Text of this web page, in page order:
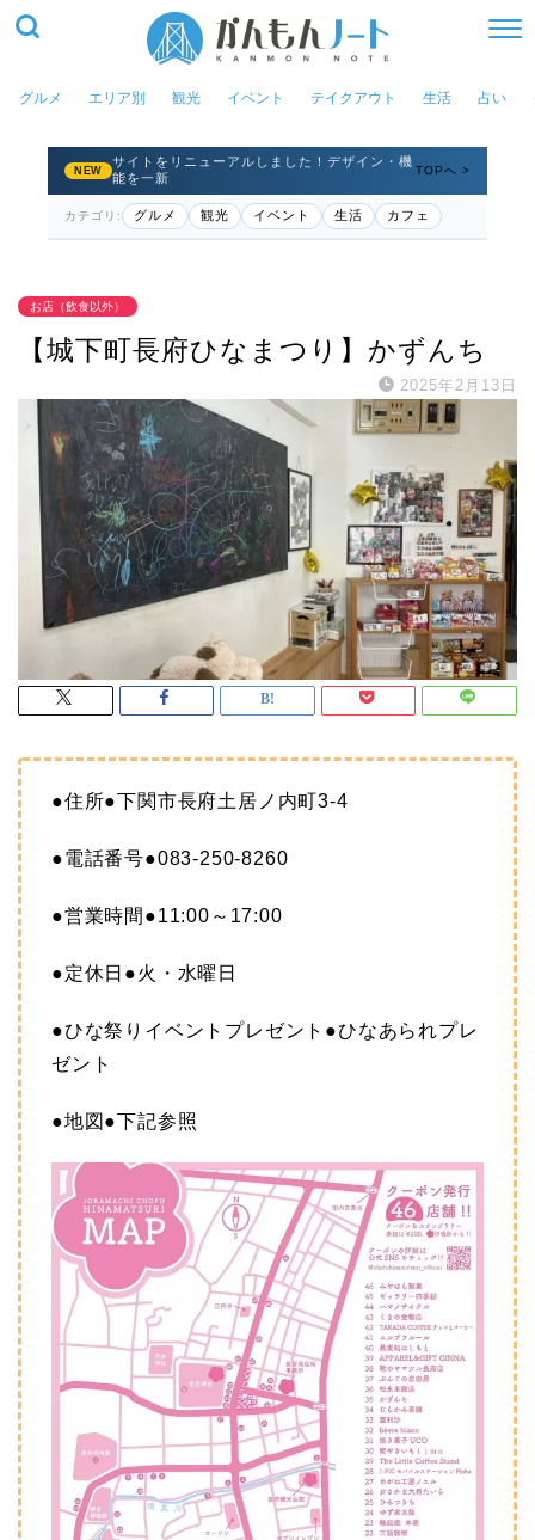
グルメ エリア別 観光 イベント テイクアウト 生活 占い
NEW
サイトをリニューアルしました！デザイン・機
能を一新
TOPへ >
カテゴリ: グルメ 観光 イベント 生活 カフェ
お店（飲食以外）
【城下町長府ひなまつり】かずんち
2025年2月13日
●住所●下関市長府土居ノ内町3-4
●電話番号●083-250-8260
●営業時間●11:00～17:00
●定休日●火・水曜日
●ひな祭りイベントプレゼント●ひなあられプレ
ゼント
●地図●下記参照